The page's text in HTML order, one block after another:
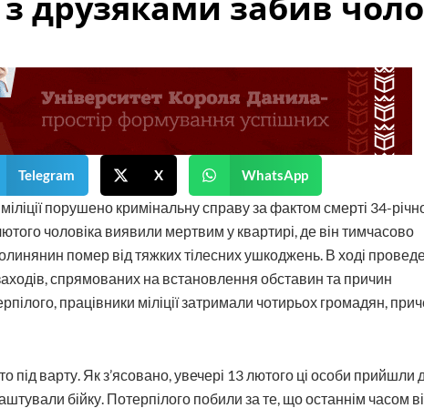
Telegram X WhatsApp
порушено кримінальну справу за фактом смерті 34-
чоловіка виявили мертвим у квартирі, де він тимчасово
помер від тяжких тілесних ушкоджень. В ході
спрямованих на встановлення обставин та причин
працівники міліції затримали чотирьох громадян,
під варту. Як з’ясовано, увечері 13 лютого ці особи прийшли
бійку. Потерпілого побили за те, що останнім часом